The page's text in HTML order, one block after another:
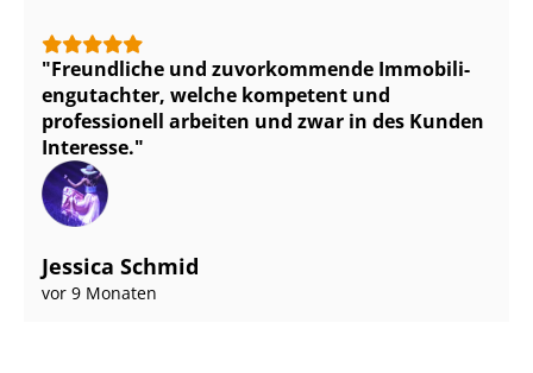
Freundliche und zuvorkommende Im­mo­bi­li­
en­gut­ach­ter, welche kompetent und
professionell arbeiten und zwar in des Kunden
Interesse.
Jessica Schmid
vor 9 Monaten